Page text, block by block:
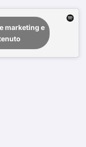
marketing e